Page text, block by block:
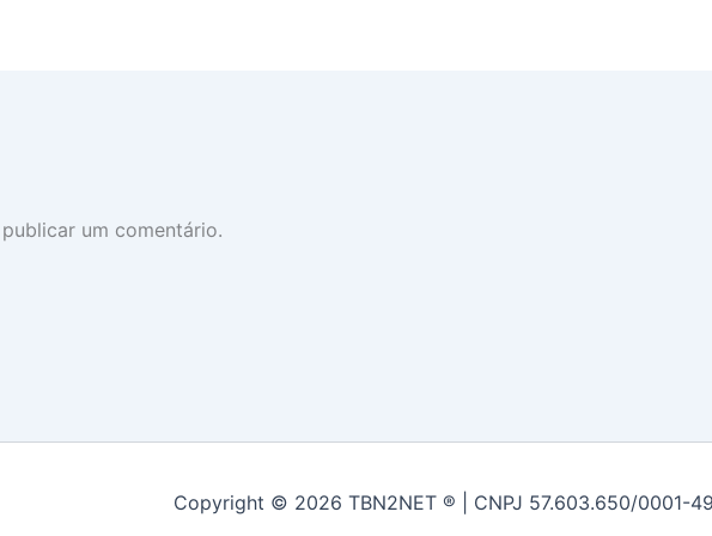
um comentário.
Copyright © 2026 TBN2NET ® | CNPJ 57.603.650/0001-